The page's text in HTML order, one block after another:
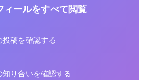
ィールをすべて閲覧
投稿を確認する
知り合いを確認する